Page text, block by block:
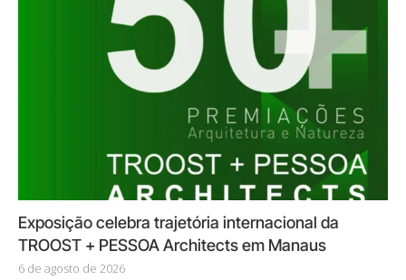
Exposição celebra trajetória internacional da
TROOST + PESSOA Architects em Manaus
6 de agosto de 2026